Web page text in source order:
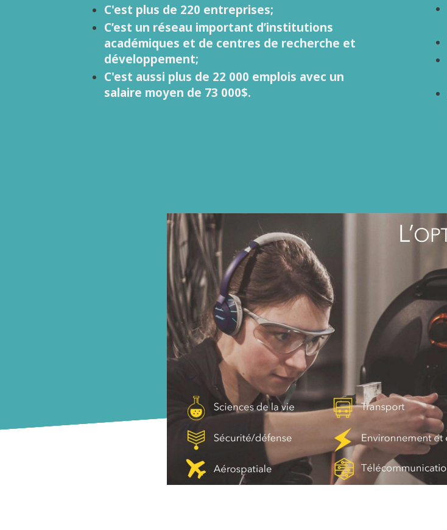
C'est plus de 220 entreprises;
C’est un réseau important d’institutions
académiques et de centres de recherche et
développement;
C'est aussi plus de 22 000 emplois avec un
salaire moyen de 73 000$.